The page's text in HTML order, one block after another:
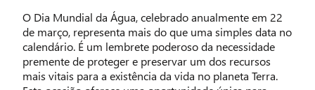
O Dia Mundial da Água, celebrado anualmente em 22
de março, representa mais do que uma simples data no
calendário. É um lembrete poderoso da necessidade
premente de proteger e preservar um dos recursos
mais vitais para a existência da vida no planeta Terra.